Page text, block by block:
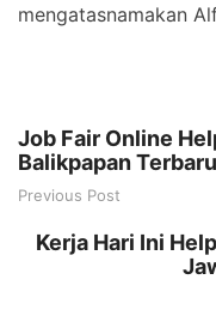
mengatasnamakan
Job Fair Online
Balikpapan Terbaru
Previous Post
Kerja Hari Ini